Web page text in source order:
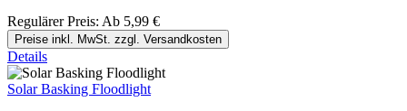
Regulärer Preis: Ab 5,99 €
Preise inkl. MwSt. zzgl. Versandkosten
Details
Solar Basking Floodlight